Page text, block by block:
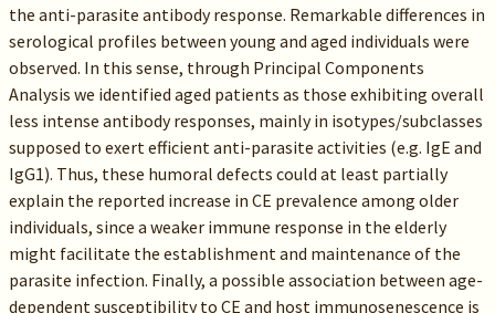
the anti-parasite antibody response. Remarkable differences in
serological profiles between young and aged individuals were
observed. In this sense, through Principal Components
Analysis we identified aged patients as those exhibiting overall
less intense antibody responses, mainly in isotypes/subclasses
supposed to exert efficient anti-parasite activities (e.g. IgE and
IgG1). Thus, these humoral defects could at least partially
explain the reported increase in CE prevalence among older
individuals, since a weaker immune response in the elderly
might facilitate the establishment and maintenance of the
parasite infection. Finally, a possible association between age-
dependent susceptibility to CE and host immunosenescence is